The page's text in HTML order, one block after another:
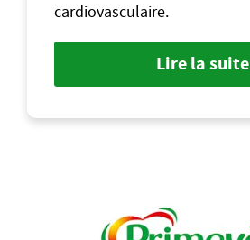
cardiovasculaire.
Lire la suite